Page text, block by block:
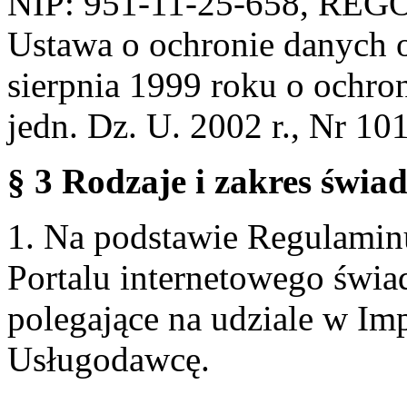
Ustawa o ochronie danych
sierpnia 1999 roku o
jedn. Dz. U. 2002 r., Nr
§ 3 Rodzaje i zakres
1. Na podstawie
Portalu internetowego
polegające na udziale w
Usługodawcę.